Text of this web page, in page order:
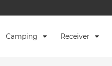
Camping Receiver